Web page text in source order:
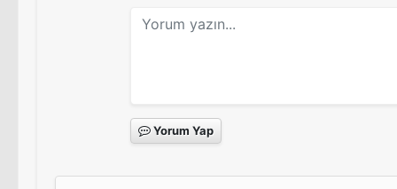
Yorum Yap